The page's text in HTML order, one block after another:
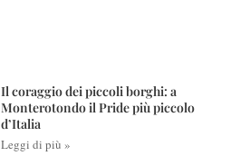
Il coraggio dei piccoli borghi: a
Monterotondo il Pride più piccolo
d’Italia
Leggi di più »